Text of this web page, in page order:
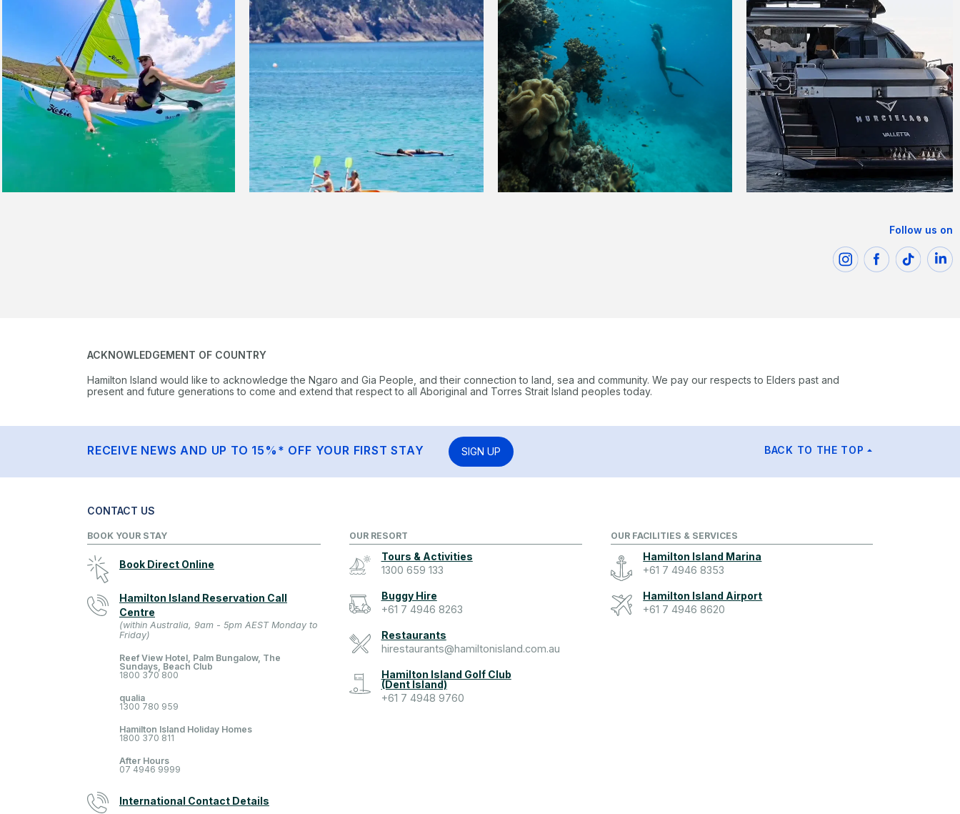
Follow us on
ACKNOWLEDGEMENT OF COUNTRY
Hamilton Island would like to acknowledge the Ngaro and Gia People, and their connection to land, sea and community. We pay our respects to Elders past and
present and future generations to come and extend that respect to all Aboriginal and Torres Strait Island peoples today.
RECEIVE NEWS AND UP TO 15%* OFF YOUR FIRST STAY SIGN UP BACK TO THE TOP
CONTACT US
BOOK YOUR STAY
Book Direct Online
Hamilton Island Reservation Call
Centre
(within Australia, 9am - 5pm AEST Monday to
Friday)
Reef View Hotel, Palm Bungalow, The
Sundays, Beach Club
1800 370 800
qualia
1300 780 959
Hamilton Island Holiday Homes
1800 370 811
After Hours
07 4946 9999
International Contact Details
OUR RESORT
Tours & Activities
1300 659 133
Buggy Hire
+61 7 4946 8263
Restaurants
hirestaurants@hamiltonisland.com.au
Hamilton Island Golf Club
(Dent Island)
+61 7 4948 9760
OUR FACILITIES & SERVICES
Hamilton Island Marina
+61 7 4946 8353
Hamilton Island Airport
+61 7 4946 8620